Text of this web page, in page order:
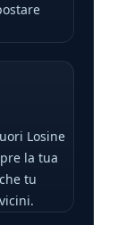
Losine
la tua
tu